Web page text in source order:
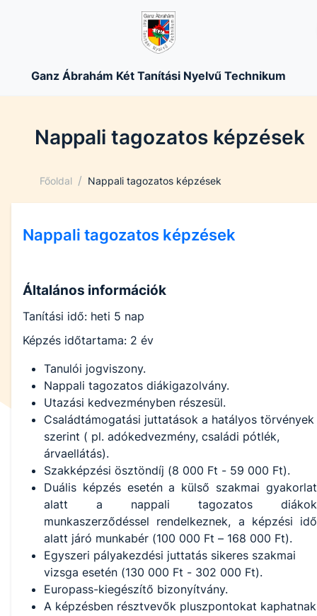
Ganz Ábrahám Két Tanítási Nyelvű Technikum
Nappali tagozatos képzések
Főoldal / Nappali tagozatos képzések
Nappali tagozatos képzések
Általános információk
Tanítási idő: heti 5 nap
Képzés időtartama: 2 év
Tanulói jogviszony.
Nappali tagozatos diákigazolvány.
Utazási kedvezményben részesül.
Családtámogatási juttatások a hatályos törvények
szerint ( pl. adókedvezmény, családi pótlék,
árvaellátás).
Szakképzési ösztöndíj (8 000 Ft - 59 000 Ft).
Duális képzés esetén a külső szakmai gyakorlat
alatt a nappali tagozatos diákok
munkaszerződéssel rendelkeznek, a képzési idő
alatt járó munkabér (100 000 Ft – 168 000 Ft).
Egyszeri pályakezdési juttatás sikeres szakmai
vizsga esetén (130 000 Ft - 302 000 Ft).
Europass-kiegészítő bizonyítvány.
A képzésben résztvevők pluszpontokat kaphatnak